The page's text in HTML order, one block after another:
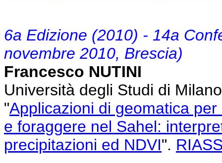
6a Edizione (2010) - 14a
novembre 2010, Brescia)
Francesco NUTINI
Università degli Studi di
"Applicazioni di geomatica
e foraggere nel Sahel:
precipitazioni ed NDVI".